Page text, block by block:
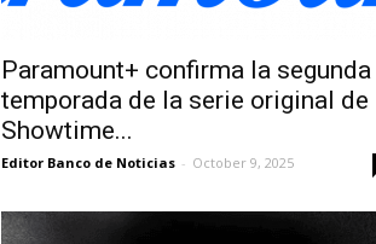
Paramount+ confirma la segunda
temporada de la serie original de
Showtime...
Editor Banco de Noticias - October 9, 2025